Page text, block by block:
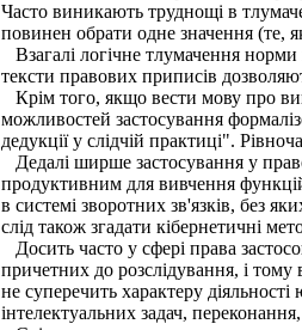
Часто виникають труднощі в
повинен обрати одне значення (те,
Взагалі логічне тлумачення
тексти правових приписів
Крім того, якщо вести мову про
можливостей застосування
дедукції у слідчій практиці".
Дедалі ширше застосування у
продуктивним для вивчення
в системі зворотних зв'язків, без
слід також згадати кібернетичні
Досить часто у сфері права
причетних до розслідування, і
не суперечить характеру
інтелектуальних задач,